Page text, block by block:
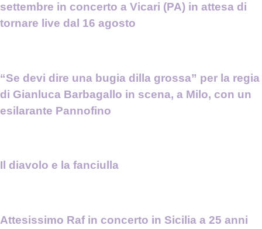
settembre in concerto a Vicari (PA) in attesa di
tornare live dal 16 agosto
“Se devi dire una bugia dilla grossa” per la regia
di Gianluca Barbagallo in scena, a Milo, con un
esilarante Pannofino
Il diavolo e la fanciulla
Attesissimo Raf in concerto in Sicilia a 25 anni